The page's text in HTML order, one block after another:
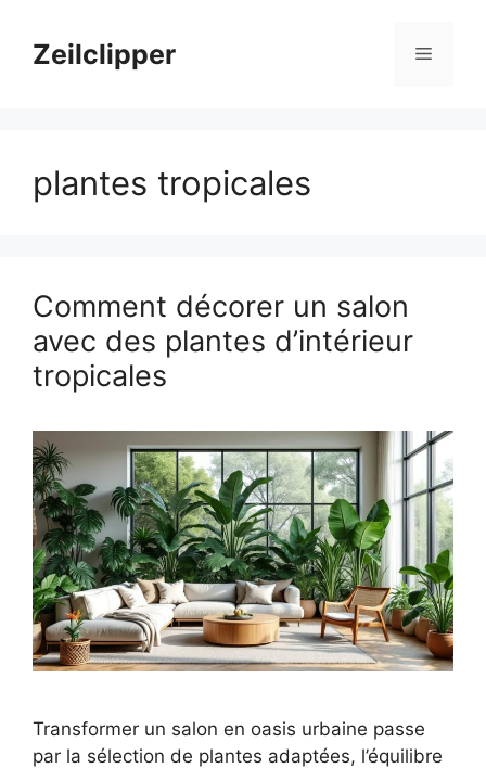
contenuZeilclipper Menu
plantes tropicales
Comment décorer un salon
avec des plantes d’intérieur
tropicales
Transformer un salon en oasis urbaine passe
par la sélection de plantes adaptées, l’équilibre